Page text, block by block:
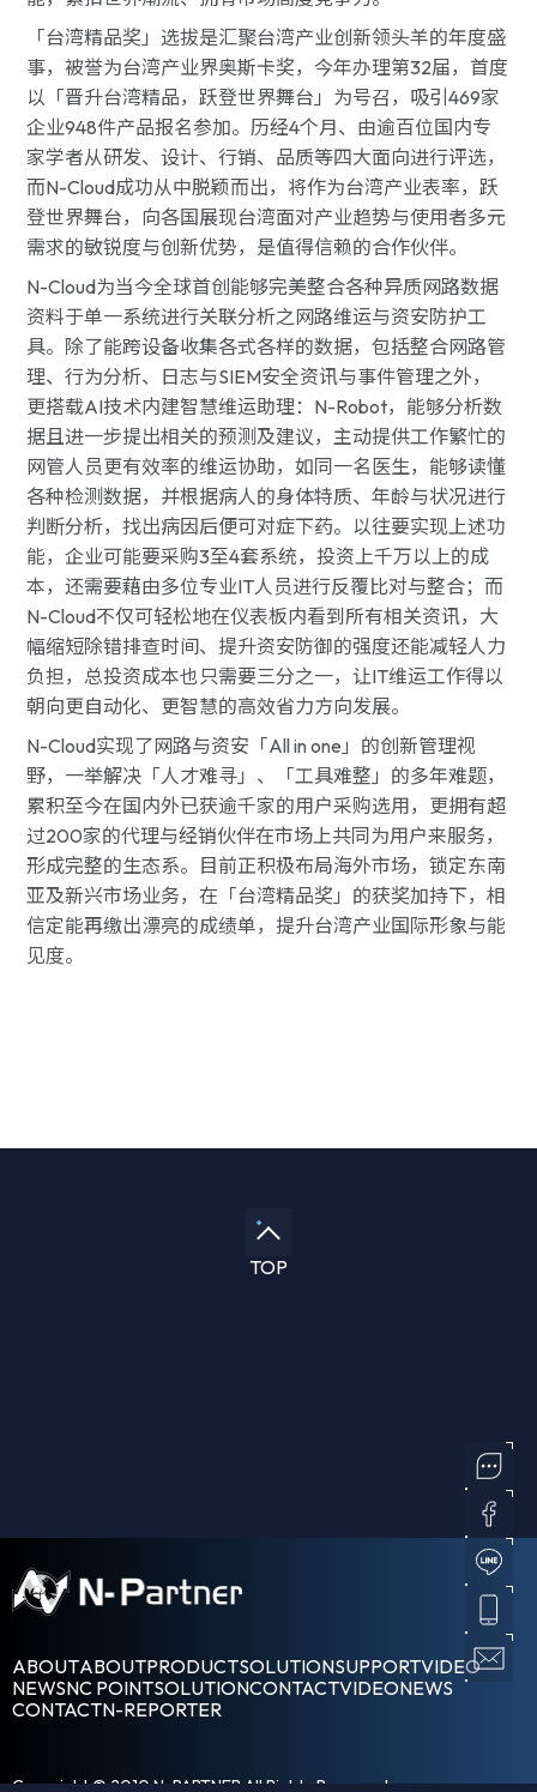
「台湾精品奖」选拔是汇聚台湾产业创新领头羊的年度盛
事，被誉为台湾产业界奥斯卡奖，今年办理第32届，首度
以「晋升台湾精品，跃登世界舞台」为号召，吸引469家
企业948件产品报名参加。历经4个月、由逾百位国内专
家学者从研发、设计、行销、品质等四大面向进行评选，
而N-Cloud成功从中脱颖而出，将作为台湾产业表率，跃
登世界舞台，向各国展现台湾面对产业趋势与使用者多元
需求的敏锐度与创新优势，是值得信赖的合作伙伴。
N-Cloud为当今全球首创能够完美整合各种异质网路数据
资料于单一系统进行关联分析之网路维运与资安防护工
具。除了能跨设备收集各式各样的数据，包括整合网路管
理、行为分析、日志与SIEM安全资讯与事件管理之外，
更搭载AI技术内建智慧维运助理：N-Robot，能够分析数
据且进一步提出相关的预测及建议，主动提供工作繁忙的
网管人员更有效率的维运协助，如同一名医生，能够读懂
各种检测数据，并根据病人的身体特质、年龄与状况进行
判断分析，找出病因后便可对症下药。以往要实现上述功
能，企业可能要采购3至4套系统，投资上千万以上的成
本，还需要藉由多位专业IT人员进行反覆比对与整合；而
N-Cloud不仅可轻松地在仪表板内看到所有相关资讯，大
幅缩短除错排查时间、提升资安防御的强度还能减轻人力
负担，总投资成本也只需要三分之一，让IT维运工作得以
朝向更自动化、更智慧的高效省力方向发展。
N-Cloud实现了网路与资安「All in one」的创新管理视
野，一举解决「人才难寻」、「工具难整」的多年难题，
累积至今在国内外已获逾千家的用户采购选用，更拥有超
过200家的代理与经销伙伴在市场上共同为用户来服务，
形成完整的生态系。目前正积极布局海外市场，锁定东南
亚及新兴市场业务，在「台湾精品奖」的获奖加持下，相
信定能再缴出漂亮的成绩单，提升台湾产业国际形象与能
见度。
TOP
ABOUTABOUTPRODUCTSOLUTIONSUPPORTVIDEO
NEWSNC POINTSOLUTIONCONTACTVIDEONEWS
CONTACTN-REPORTER
Copyright © 2010 N-PARTNER All Rights Reserved.